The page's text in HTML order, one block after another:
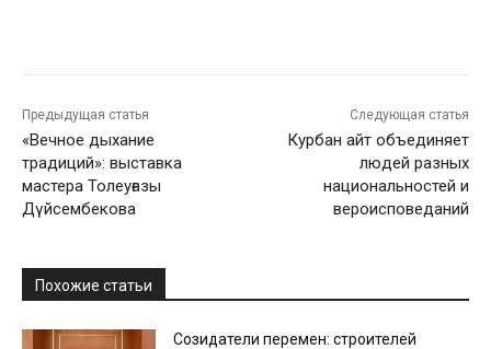
Предыдущая статья
«Вечное дыхание
традиций»: выставка
мастера Толеуғазы
Дүйсембекова
Следующая статья
Курбан айт объединяет
людей разных
национальностей и
вероисповеданий
Похожие статьи
Созидатели перемен: строителей